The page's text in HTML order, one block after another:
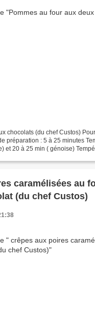
chocolats (du chef Custos)
préparation : 5 à 25 minutes
et 20 à 25 min ( génoise)
caramélisées au
(du chef Custos)